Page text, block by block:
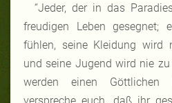
“Jeder, der in das
freudigen Leben
fühlen, seine Kleidung wird
und seine Jugend wird nie
werden einen Göttlichen
verspreche euch, daß ihr